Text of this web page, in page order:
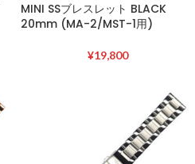
MINI SSブレスレット BLACK
20mm (MA-2/MST-1用)
¥19,800